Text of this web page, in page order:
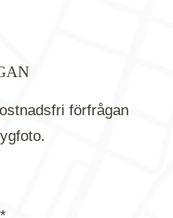
förfrågan